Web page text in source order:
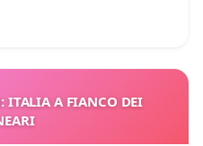
ITALIA A FIANCO DEI